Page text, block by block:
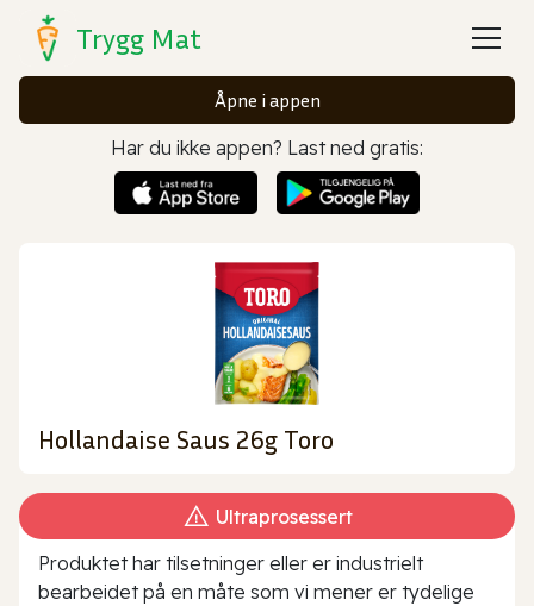
Trygg Mat
Åpne i appen
Har du ikke appen? Last ned gratis:
Hollandaise Saus 26g Toro
Ultraprosessert
Produktet har tilsetninger eller er industrielt
bearbeidet på en måte som vi mener er tydelige